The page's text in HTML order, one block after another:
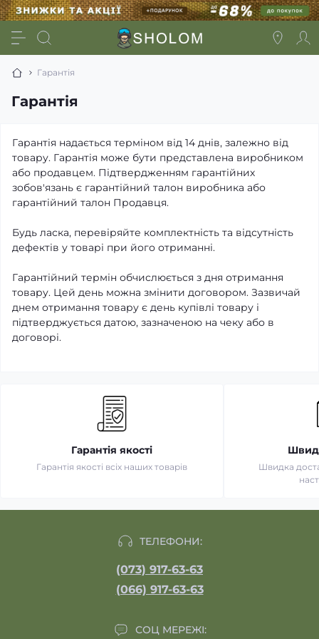
Гарантія
Гарантія
Гарантія надається терміном від 14 днів, залежно від
товару. Гарантія може бути представлена виробником
або продавцем. Підтвердженням гарантійних
зобов'язань є гарантійний талон виробника або
гарантійний талон Продавця.
Будь ласка, перевіряйте комплектність та відсутність
дефектів у товарі при його отриманні.
Гарантійний термін обчислюється з дня отримання
товару. Цей день можна змінити договором. Зазвичай
днем отримання товару є день купівлі товару і
підтверджується датою, зазначеною на чеку або в
договорі.
Гарантія якості
Гарантія якості всіх наших товарів
Швидка
ТЕЛЕФОНИ:
(073) 917-63-63
(066) 917-63-63
СОЦ МЕРЕЖІ: